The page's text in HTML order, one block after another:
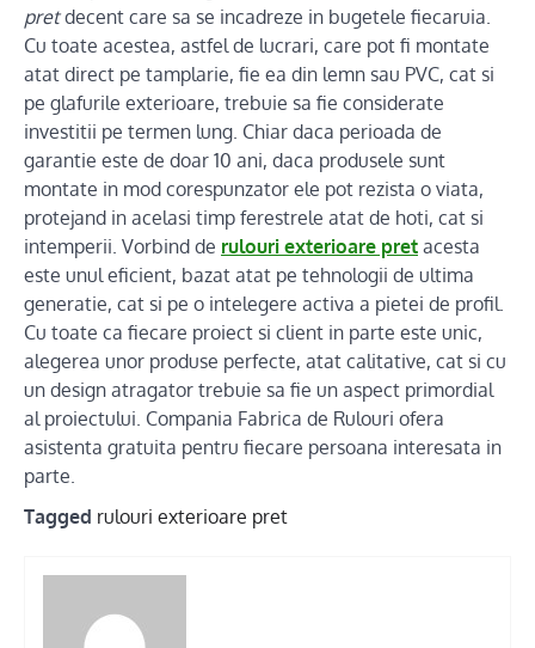
pretdecent care sa se incadreze in bugetele fiecaruia.
Cu toate acestea, astfel de lucrari, care pot fi montate
atat direct pe tamplarie, fie ea din lemn sau PVC, cat si
pe glafurile exterioare, trebuie sa fie considerate
investitii pe termen lung. Chiar daca perioada de
garantie este de doar 10 ani, daca produsele sunt
montate in mod corespunzator ele pot rezista o viata,
protejand in acelasi timp ferestrele atat de hoti, cat si
intemperii. Vorbind de rulouri exterioare pret acesta
este unul eficient, bazat atat pe tehnologii de ultima
generatie, cat si pe o intelegere activa a pietei de profil.
Cu toate ca fiecare proiect si client in parte este unic,
alegerea unor produse perfecte, atat calitative, cat si cu
un design atragator trebuie sa fie un aspect primordial
al proiectului. Compania Fabrica de Rulouri ofera
asistenta gratuita pentru fiecare persoana interesata in
parte.
Tagged rulouri exterioare pret